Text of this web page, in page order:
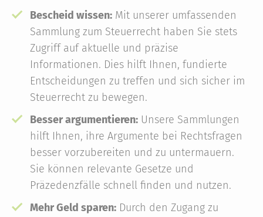
Bescheid wissen: Mit unserer umfassenden
Sammlung zum Steuerrecht haben Sie stets
Zugriff auf aktuelle und präzise
Informationen. Dies hilft Ihnen, fundierte
Entscheidungen zu treffen und sich sicher im
Steuerrecht zu bewegen.
Besser argumentieren: Unsere Sammlungen
hilft Ihnen, ihre Argumente bei Rechtsfragen
besser vorzubereiten und zu untermauern.
Sie können relevante Gesetze und
Präzedenzfälle schnell finden und nutzen.
Mehr Geld sparen: Durch den Zugang zu